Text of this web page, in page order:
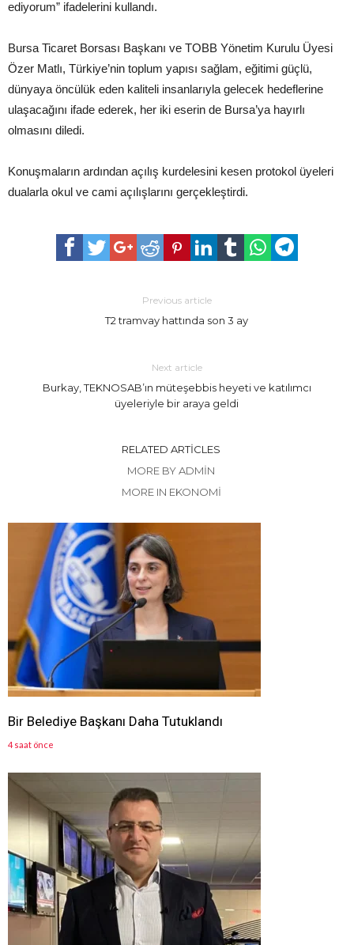
ediyorum” ifadelerini kullandı.
Bursa Ticaret Borsası Başkanı ve TOBB Yönetim Kurulu Üyesi
Özer Matlı, Türkiye’nin toplum yapısı sağlam, eğitimi güçlü,
dünyaya öncülük eden kaliteli insanlarıyla gelecek hedeflerine
ulaşacağını ifade ederek, her iki eserin de Bursa’ya hayırlı
olmasını diledi.
Konuşmaların ardından açılış kurdelesini kesen protokol üyeleri
dualarla okul ve cami açılışlarını gerçekleştirdi.
Previous article
T2 tramvay hattında son 3 ay
Next article
Burkay, TEKNOSAB’ın müteşebbis heyeti ve katılımcı
üyeleriyle bir araya geldi
RELATED ARTICLES
MORE BY ADMIN
MORE IN EKONOMİ
Bir Belediye Başkanı Daha Tutuklandı
4 saat önce